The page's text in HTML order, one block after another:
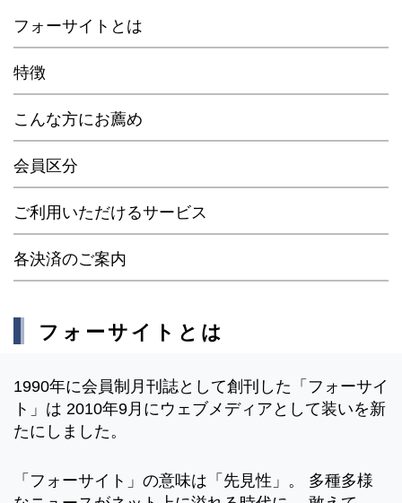
フォーサイトとは
特徴
こんな方にお薦め
会員区分
ご利用いただけるサービス
各決済のご案内
フォーサイトとは
1990年に会員制月刊誌として創刊した「フォーサイ
ト」は 2010年9月にウェブメディアとして装いを新
たにしました。
「フォーサイト」の意味は「先見性」。 多種多様